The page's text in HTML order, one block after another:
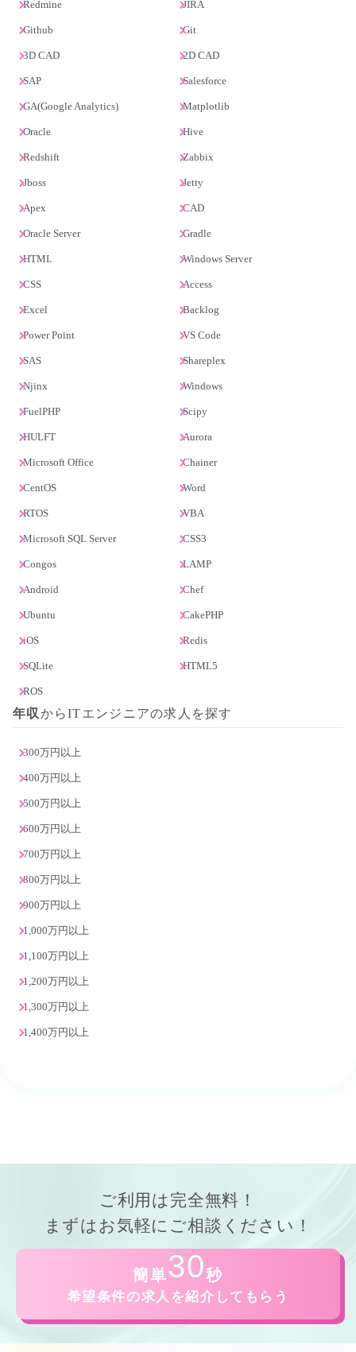
Redmine JIRA
Github Git
3D CAD 2D CAD
SAP Salesforce
GA(Google Analytics) Matplotlib
Oracle Hive
Redshift Zabbix
Jboss Jetty
Apex CAD
Oracle Server Gradle
HTML Windows Server
CSS Access
Excel Backlog
Power Point VS Code
SAS Shareplex
Njinx Windows
FuelPHP Scipy
HULFT Aurora
Microsoft Office Chainer
CentOS Word
RTOS VBA
Microsoft SQL Server CSS3
Congos LAMP
Android Chef
Ubuntu CakePHP
iOS Redis
SQLite HTML5
ROS
年収 からITエンジニアの求人を探す
300万円以上
400万円以上
500万円以上
600万円以上
700万円以上
800万円以上
900万円以上
1,000万円以上
1,100万円以上
1,200万円以上
1,300万円以上
1,400万円以上
ご利用は 完全無料！
まずはお気軽にご相談ください！
簡単30秒
希望条件の求人を紹介してもらう